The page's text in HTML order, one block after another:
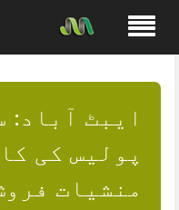
content
ایبٹ آباد:
پولیس کی
منشیات